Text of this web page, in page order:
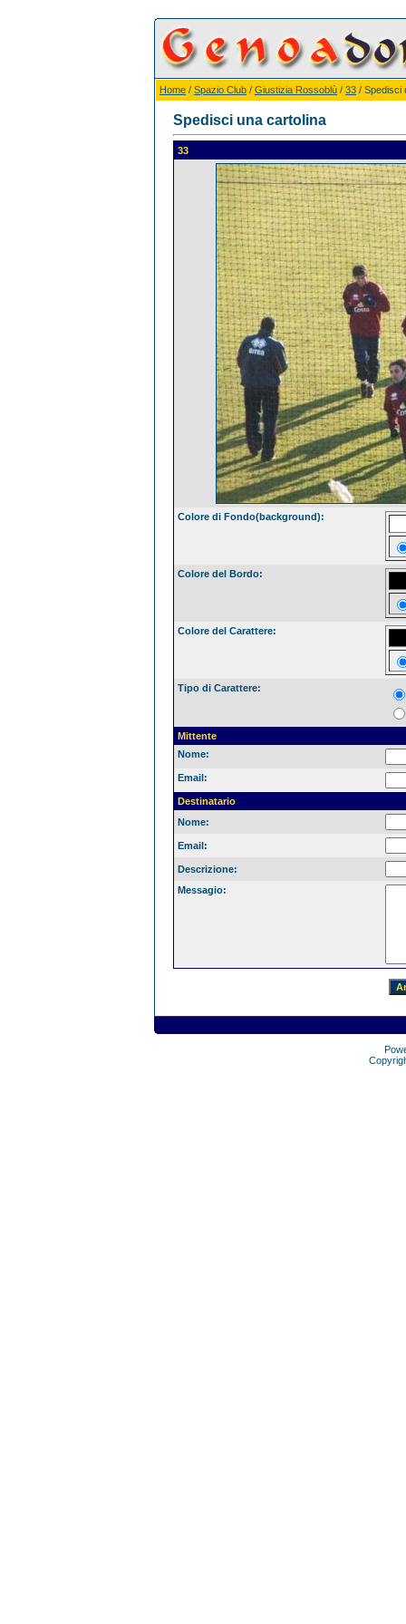
Home / Spazio Club / Giustizia Rossoblù / 33 / Spedisci
Spedisci una cartolina
33
Colore di Fondo(background):
Colore del Bordo:
Colore del Carattere:
Tipo di Carattere:
Mittente
Nome:
Email:
Destinatario
Nome:
Email:
Descrizione:
Messagio: